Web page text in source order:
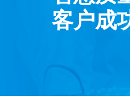
客户成